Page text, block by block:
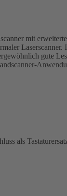
mit
gute
als